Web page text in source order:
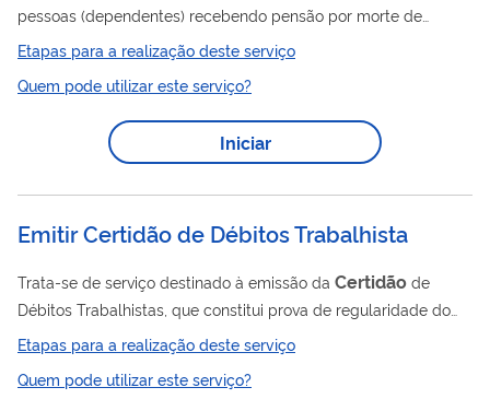
pessoas (dependentes) recebendo pensão por morte de
alguém já falecido. Este pedido é realizado totalmente pela
internet, você não precisa ir ao INSS.
Etapas para a realização deste serviço
Quem pode utilizar este serviço?
Iniciar
Emitir Certidão de Débitos Trabalhista
Trata-se de serviço destinado à emissão da Certidão de
Débitos Trabalhistas, que constitui prova de regularidade do
empregador pesquisado em relação ao cumprimento da
legislação trabalhista. Tem como base as informações
relacionadas à infrações e débitos decorrentes de ações da
Etapas para a realização deste serviço
Quem pode utilizar este serviço?